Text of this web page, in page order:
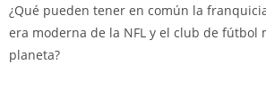
¿Qué pueden tener en común la
era moderna de la NFL y el club de fútbol
planeta?